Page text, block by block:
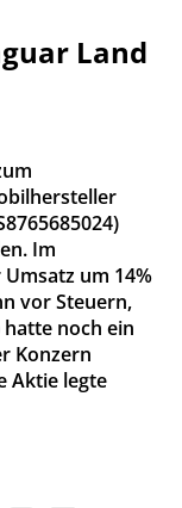
Land
Im
um 14%
vor Steuern,
noch ein
Konzern
Aktie legte